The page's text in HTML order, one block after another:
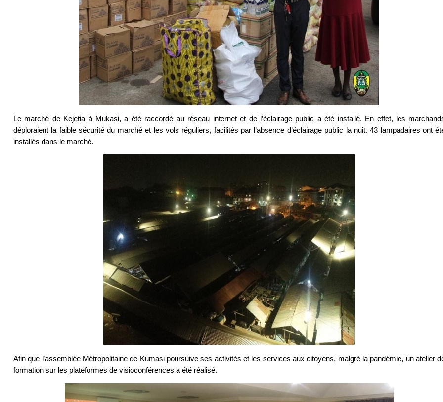
Le marché de Kejetia à Mukasi, a été raccordé au réseau internet et de l’éclairage public a été installé. En effet, les
déploraient la faible sécurité du marché et les vols réguliers, facilités par l’absence d’éclairage public la nuit. 43 lampadaires ont
installés dans le marché.
Afin que l’assemblée Métropolitaine de Kumasi poursuive ses activités et les services aux citoyens, malgré la pandémie, un atelier
formation sur les plateformes de visioconférences a été réalisé.